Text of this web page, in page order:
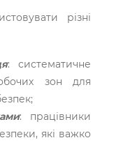
різні
: систематичне
зон для
: працівники
які важко